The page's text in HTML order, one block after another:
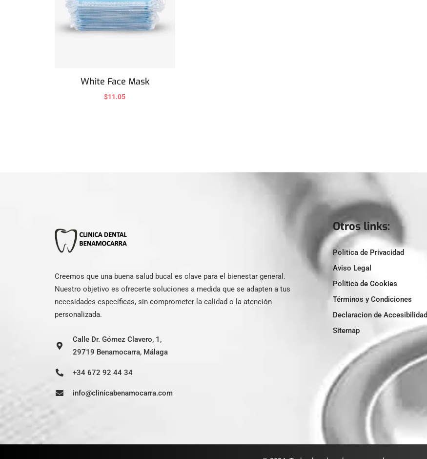
White Face Mask
$11.05
Creemos que una buena salud bucal es clave para el bienestar general.
Nuestro objetivo es ofrecerte soluciones a medida que se adapten a tus
necesidades específicas, sin comprometer la calidad o la atención
personalizada.
Calle Dr. Gómez Clavero, 1,
29719 Benamocarra, Málaga
+34 672 92 44 34
info@clinicabenamocarra.com
Otros links:
Politica de Privacidad
Aviso Legal
Politica de Cookies
Términos y Condiciones
Declaracion de Accesibilidad
Sitemap